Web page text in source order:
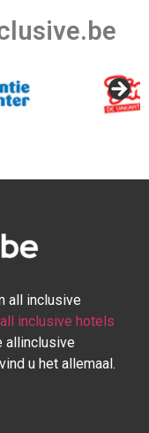
all inclusive
all inclusive hotels
allinclusive
u het allemaal.